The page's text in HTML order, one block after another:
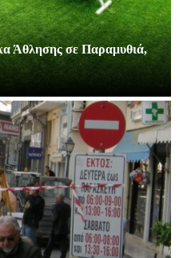
Άθλησης σε Παραμυθιά,